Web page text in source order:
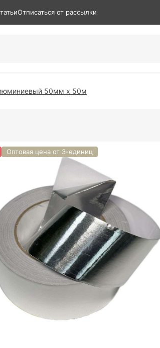
Отписаться от рассылки
50мм х 50м
Оптовая цена от 3-единиц